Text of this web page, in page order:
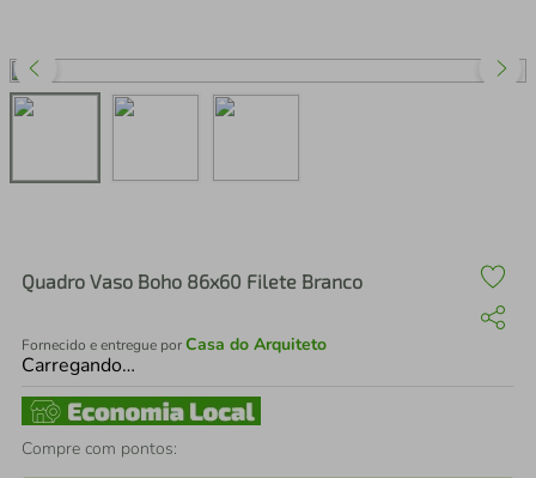
Quadro Vaso Boho 86x60 Filete Branco
Fornecido e entregue porCasa do Arquiteto
Carregando…
Compre com pontos:
perfume